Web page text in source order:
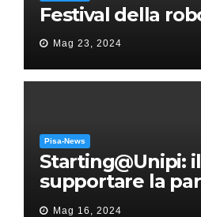
Festival della
Mag 23, 2024
Pisa-News
Starting@Unipi:
supportare la
all’ERC Starting
Mag 16, 2024